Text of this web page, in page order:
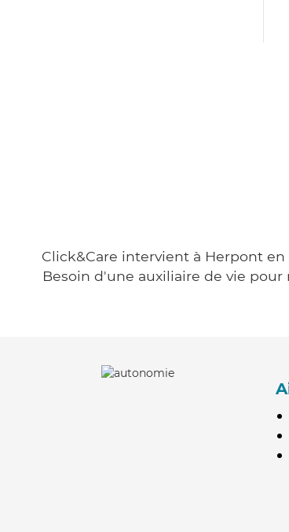
Click&Care intervient à Herpont
Besoin d'une auxiliaire de vie